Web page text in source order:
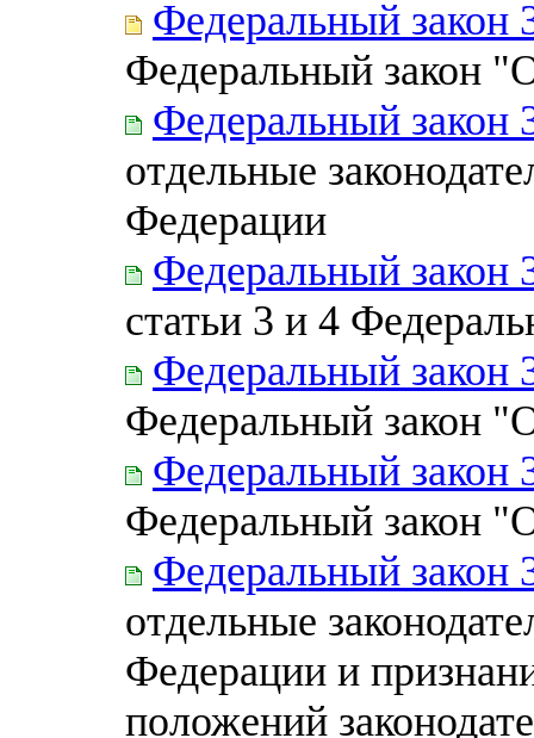
Федеральный закон
Федеральный закон
Федеральный закон
отдельные
Федерации
Федеральный закон
статьи 3 и 4
Федеральный закон
Федеральный закон
Федеральный закон
Федеральный закон
Федеральный закон
отдельные
Федерации и
положений